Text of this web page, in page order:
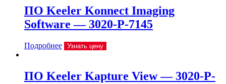
ПО Keeler Konnect Imaging
Software — 3020-P-7145
Подробнее Узнать цену
ПО Keeler Kapture View — 3020-P-